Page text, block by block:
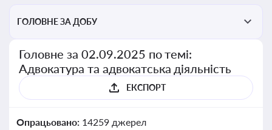
ГОЛОВНЕ ЗА ДОБУ
Головне за 02.09.2025 по темі:
Адвокатура та адвокатська діяльність
ЕКСПОРТ
Опрацьовано: 14259 джерел